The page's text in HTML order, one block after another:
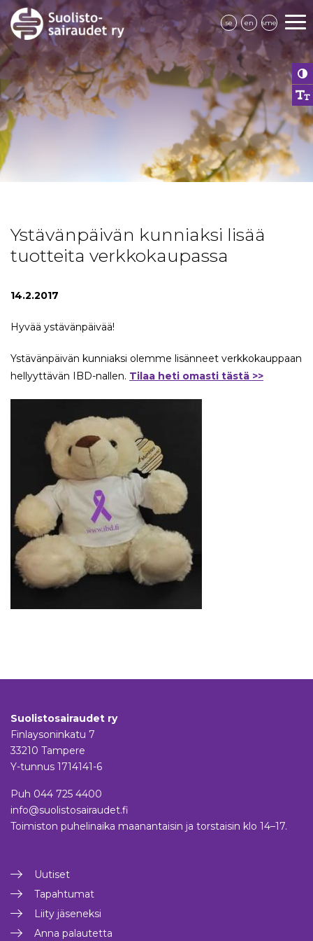
se en sme
Ystävänpäivän kunniaksi lisää
tuotteita verkkokaupassa
14.2.2017
Hyvää ystävänpäivää!
Ystävänpäivän kunniaksi olemme lisänneet verkkokauppaan
hellyyttävän IBD-nallen. Tilaa heti omasti tästä >>
Suolistosairaudet ry
Finlaysoninkatu 7
33210 Tampere
Y-tunnus 1714141-6
Puh 044 725 4400
info@suolistosairaudet.fi
Toimiston puhelinaika maanantaisin ja torstaisin klo 14–17.
Uutiset
Tapahtumat
Liity jäseneksi
Anna palautetta